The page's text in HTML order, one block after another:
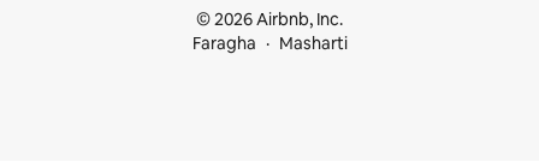
© 2026 Airbnb, Inc.
Faragha
Masharti